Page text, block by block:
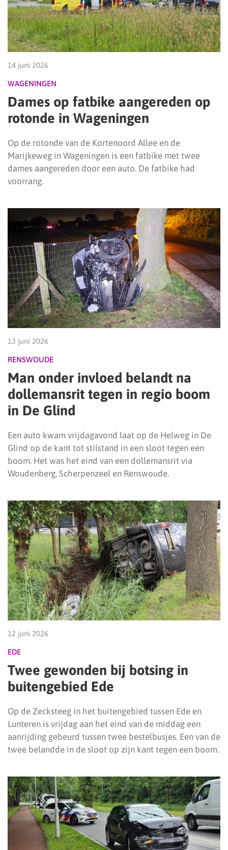
14 juni 2026
WAGENINGEN
Dames op fatbike aangereden op
rotonde in Wageningen
Op de rotonde van de Kortenoord Allee en de
Marijkeweg in Wageningen is een fatbike met twee
dames aangereden door een auto. De fatbike had
voorrang.
13 juni 2026
RENSWOUDE
Man onder invloed belandt na
dollemansrit tegen in regio boom
in De Glind
Een auto kwam vrijdagavond laat op de Helweg in De
Glind op de kant tot stilstand in een sloot tegen een
boom. Het was het eind van een dollemansrit via
Woudenberg, Scherpenzeel en Renswoude.
12 juni 2026
EDE
Twee gewonden bij botsing in
buitengebied Ede
Op de Zecksteeg in het buitengebied tussen Ede en
Lunteren is vrijdag aan het eind van de middag een
aanrijding gebeurd tussen twee bestelbusjes. Een van de
twee belandde in de sloot op zijn kant tegen een boom.